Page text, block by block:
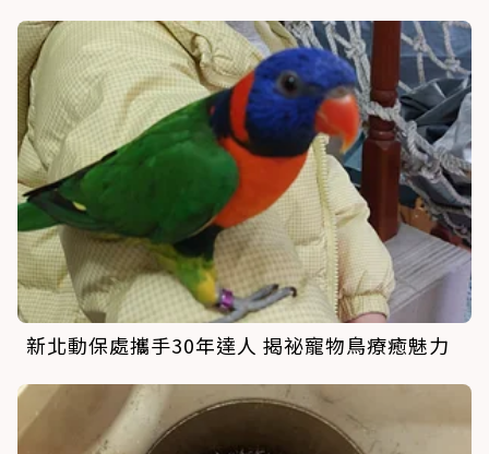
新北動保處攜手30年達人 揭祕寵物鳥療癒魅力